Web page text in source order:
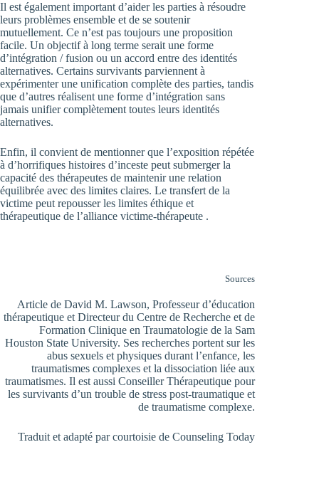
Il est également important d’aider les parties à résoudre
leurs problèmes ensemble et de se soutenir
mutuellement. Ce n’est pas toujours une proposition
facile. Un objectif à long terme serait une forme
d’intégration / fusion ou un accord entre des identités
alternatives. Certains survivants parviennent à
expérimenter une unification complète des parties, tandis
que d’autres réalisent une forme d’intégration sans
jamais unifier complètement toutes leurs identités
alternatives.
Enfin, il convient de mentionner que l’exposition répétée
à d’horrifiques histoires d’inceste peut submerger la
capacité des thérapeutes de maintenir une relation
équilibrée avec des limites claires. Le transfert de la
victime peut repousser les limites éthique et
thérapeutique de l’alliance victime-thérapeute .
Sources
Article de David M. Lawson, Professeur d’éducation
thérapeutique et Directeur du Centre de Recherche et de
Formation Clinique en Traumatologie de la Sam
Houston State University. Ses recherches portent sur les
abus sexuels et physiques durant l’enfance, les
traumatismes complexes et la dissociation liée aux
traumatismes. Il est aussi Conseiller Thérapeutique pour
les survivants d’un trouble de stress post-traumatique et
de traumatisme complexe.
Traduit et adapté par courtoisie deCounseling Today